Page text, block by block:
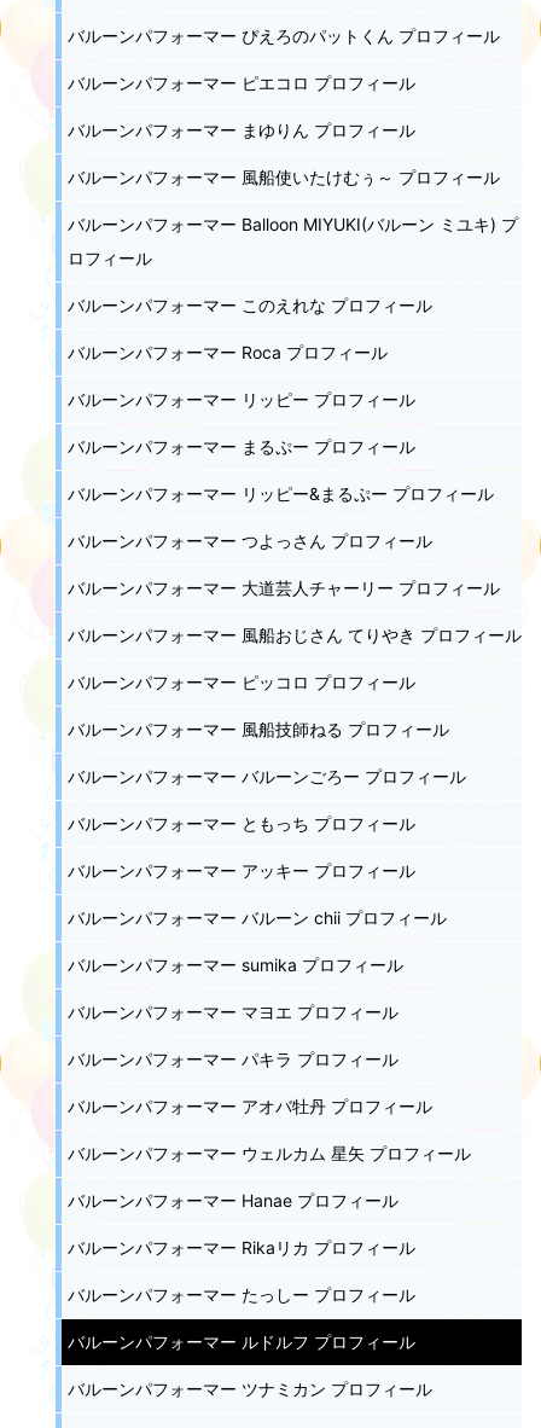
バルーンパフォーマー ぴえろのパットくん プロフィール
バルーンパフォーマー ピエコロ プロフィール
バルーンパフォーマー まゆりん プロフィール
バルーンパフォーマー 風船使いたけむぅ～ プロフィール
バルーンパフォーマー Balloon MIYUKI(バルーン ミユキ) プ
ロフィール
バルーンパフォーマー このえれな プロフィール
バルーンパフォーマー Roca プロフィール
バルーンパフォーマー リッピー プロフィール
バルーンパフォーマー まるぷー プロフィール
バルーンパフォーマー リッピー&まるぷー プロフィール
バルーンパフォーマー つよっさん プロフィール
バルーンパフォーマー 大道芸人チャーリー プロフィール
バルーンパフォーマー 風船おじさん てりやき プロフィール
バルーンパフォーマー ピッコロ プロフィール
バルーンパフォーマー 風船技師ねる プロフィール
バルーンパフォーマー バルーンごろー プロフィール
バルーンパフォーマー ともっち プロフィール
バルーンパフォーマー アッキー プロフィール
バルーンパフォーマー バルーン chii プロフィール
バルーンパフォーマー sumika プロフィール
バルーンパフォーマー マヨエ プロフィール
バルーンパフォーマー パキラ プロフィール
バルーンパフォーマー アオバ牡丹 プロフィール
バルーンパフォーマー ウェルカム 星矢 プロフィール
バルーンパフォーマー Hanae プロフィール
バルーンパフォーマー Rikaリカ プロフィール
バルーンパフォーマー たっしー プロフィール
バルーンパフォーマー ルドルフ プロフィール
バルーンパフォーマー ツナミカン プロフィール